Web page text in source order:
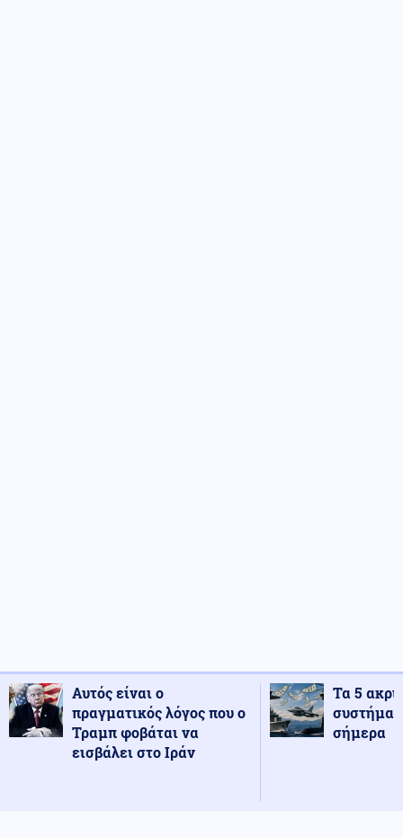
Αυτός είναι ο
πραγματικός λόγος που ο
Τραμπ φοβάται να
εισβάλει στο Ιράν
Τα 5
σήμερα